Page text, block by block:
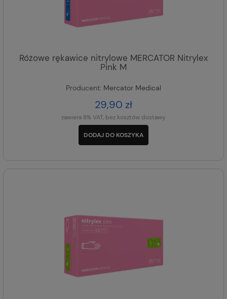
Różowe rękawice nitrylowe MERCATOR Nitrylex
Pink M
Producent: Mercator Medical
29,90 zł
zawiera 8% VAT, bez kosztów dostawy
DODAJ DO KOSZYKA